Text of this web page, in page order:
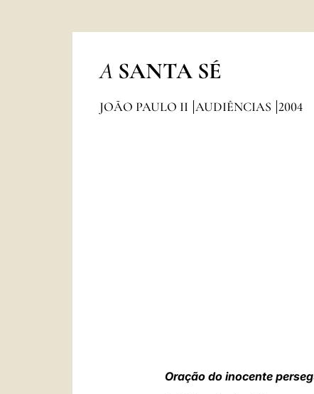
A SANTA SÉ
JOÃO PAULO II AUDIÊNCIAS 2004
Oração do inocente